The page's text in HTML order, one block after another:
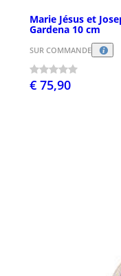
Marie Jésus et
Gardena 10 cm
SUR COMMANDE
€ 75,90